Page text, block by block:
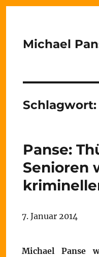
Michael
Schlagwort:
Panse:
Senioren
7. Januar 2014
Michael Panse